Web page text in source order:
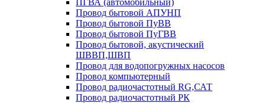
ПГВА (автомобильный)
Провод бытовой АПУНП
Провод бытовой ПуВВ
Провод бытовой ПуГВВ
Провод бытовой, акустический
ШВВП,ШВП
Провод для водопогружных насосов
Провод компьютерный
Провод радиочастотный RG,САТ
Провод радиочастотный РК